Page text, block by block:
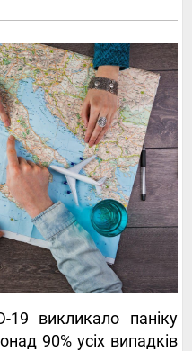
19 викликало паніку
90% усіх випадків